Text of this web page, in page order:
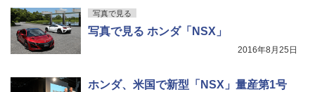
写真で見る
写真で見る ホンダ「NSX」
2016年8月25日
ホンダ、米国で新型「NSX」量産第1号